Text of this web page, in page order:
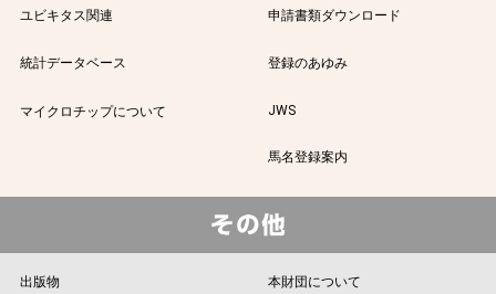
ユビキタス関連 申請書類ダウンロード
統計データベース 登録のあゆみ
マイクロチップについて JWS
馬名登録案内
出版物 本財団について